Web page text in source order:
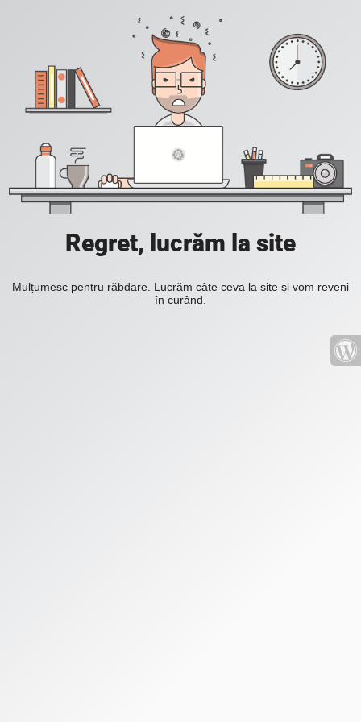
Regret, lucrăm la site
Mulțumesc pentru răbdare. Lucrăm câte ceva la site și vom reveni
în curând.